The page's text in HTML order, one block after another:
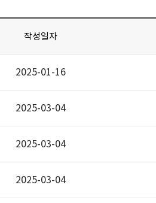
작성일자
2025-01-16
2025-03-04
2025-03-04
2025-03-04